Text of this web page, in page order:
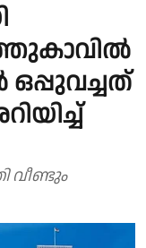
ഒപ്പുവച്ചത്
വീണ്ടും